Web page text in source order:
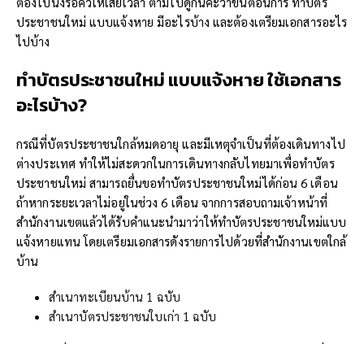
ประชาชนใหม่ แบบแจ้งหาย มีอะไรบ้าง และต้องเตรียมเอกสารอะไร
ไปบ้าง
ทำบัตรประชาชนใหม่ แบบแจ้งหาย ใช้เอกสาร
อะไรบ้าง?
กรณีที่บัตรประชาชนใกล้หมดอายุ และมีเหตุจำเป็นที่ต้องเดินทางไป
ต่างประเทศ ทำให้ไม่สะดวกในการเดินทางกลับไทยมาเพื่อทำบัตร
ประชาชนใหม่ สามารถยื่นขอทำบัตรประชาชนใหม่ได้ก่อน 6 เดือน
ถ้าหากระยะเวลาไม่อยู่ในช่วง 6 เดือน จากการสอบถามเจ้าหน้าที่
สำนักงานเขตแล้วได้รับคำแนะนำมาว่าให้ทำบัตรประชาชนใหม่แบบ
แจ้งหายแทน โดยเตรียมเอกสารดังรายการไปด้วยที่สำนักงานเขตใกล้
บ้าน
สำเนาทะเบียนบ้าน 1 ฉบับ
สำเนาบัตรประชาชนใบเก่า 1 ฉบับ